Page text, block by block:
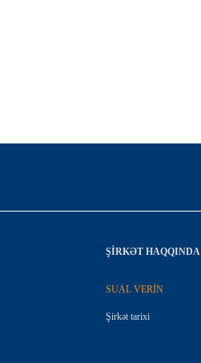
ŞIRKƏT HAQQINDA
SUAL VERİN
Şirkət tarixi